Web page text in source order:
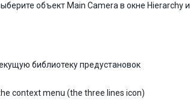
объект Main Camera в окне Hierarchy
библиотеку предустановок
context menu (the three lines icon)